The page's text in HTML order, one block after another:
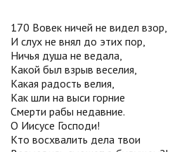
170 Вовек ничей не видел взор,
И слух не внял до этих пор,
Ничья душа не ведала,
Какой был взрыв веселия,
Какая радость велия,
Как шли на выси горние
Смерти рабы недавние.
О Иисусе Господи!
Кто восхвалить дела твои